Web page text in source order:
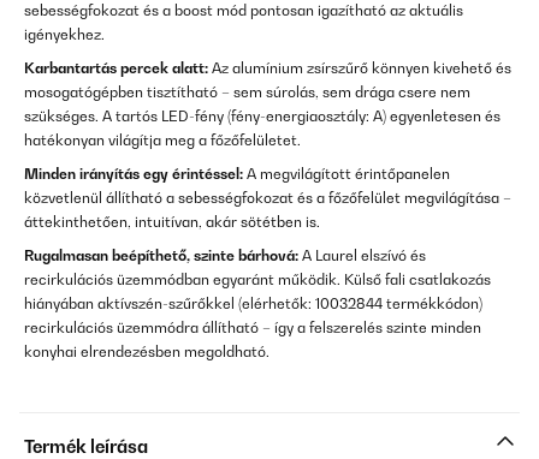
sebességfokozat és a boost mód pontosan igazítható az aktuális
igényekhez.
Karbantartás percek alatt: Az alumínium zsírszűrő könnyen kivehető és
mosogatógépben tisztítható – sem súrolás, sem drága csere nem
szükséges. A tartós LED-fény (fény-energiaosztály: A) egyenletesen és
hatékonyan világítja meg a főzőfelületet.
Minden irányítás egy érintéssel: A megvilágított érintőpanelen
közvetlenül állítható a sebességfokozat és a főzőfelület megvilágítása –
áttekinthetően, intuitívan, akár sötétben is.
Rugalmasan beépíthető, szinte bárhová: A Laurel elszívó és
recirkulációs üzemmódban egyaránt működik. Külső fali csatlakozás
hiányában aktívszén-szűrőkkel (elérhetők: 10032844 termékkódon)
recirkulációs üzemmódra állítható – így a felszerelés szinte minden
konyhai elrendezésben megoldható.
Termék leírása